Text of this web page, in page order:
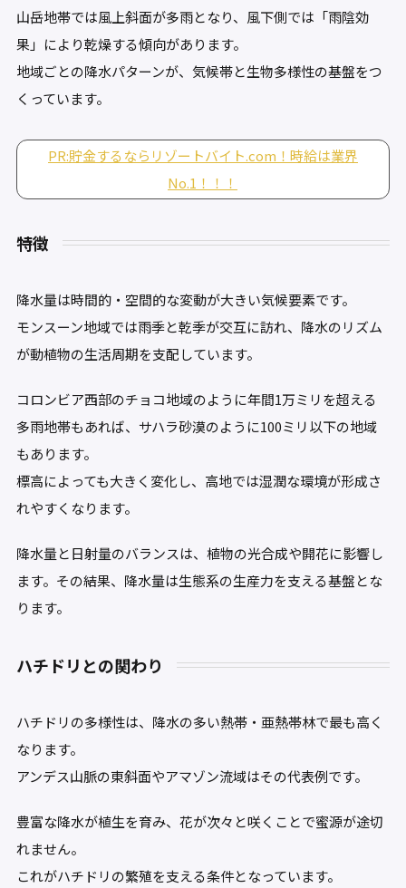
山岳地帯では風上斜面が多雨となり、風下側では「雨陰効
果」により乾燥する傾向があります。
地域ごとの降水パターンが、気候帯と生物多様性の基盤をつ
くっています。
PR:貯金するならリゾートバイト.com！時給は業界
No.1！！！
特徴
降水量は時間的・空間的な変動が大きい気候要素です。
モンスーン地域では雨季と乾季が交互に訪れ、降水のリズム
が動植物の生活周期を支配しています。
コロンビア西部のチョコ地域のように年間1万ミリを超える
多雨地帯もあれば、サハラ砂漠のように100ミリ以下の地域
もあります。
標高によっても大きく変化し、高地では湿潤な環境が形成さ
れやすくなります。
降水量と日射量のバランスは、植物の光合成や開花に影響し
ます。その結果、降水量は生態系の生産力を支える基盤とな
ります。
ハチドリとの関わり
ハチドリの多様性は、降水の多い熱帯・亜熱帯林で最も高く
なります。
アンデス山脈の東斜面やアマゾン流域はその代表例です。
豊富な降水が植生を育み、花が次々と咲くことで蜜源が途切
れません。
これがハチドリの繁殖を支える条件となっています。